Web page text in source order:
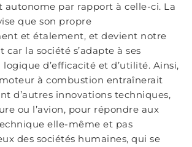
autonome par rapport à celle-ci. La
que son propre
et étalement, et devient notre
la société s’adapte à ses
logique d’efficacité et d’utilité. Ainsi,
à combustion entraînerait
d’autres innovations techniques,
ou l’avion, pour répondre aux
elle-même et pas
des sociétés humaines, qui se